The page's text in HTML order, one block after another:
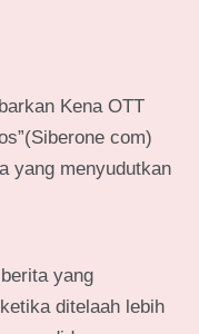
Kena OTT
com)
yang menyudutkan
yang
ditelaah lebih